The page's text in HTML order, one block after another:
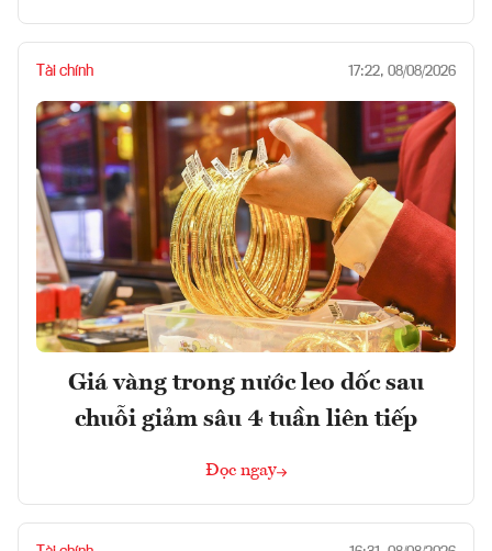
Tài chính 17:22, 08/08/2026
Giá vàng trong nước leo dốc sau
chuỗi giảm sâu 4 tuần liên tiếp
Đọc ngay